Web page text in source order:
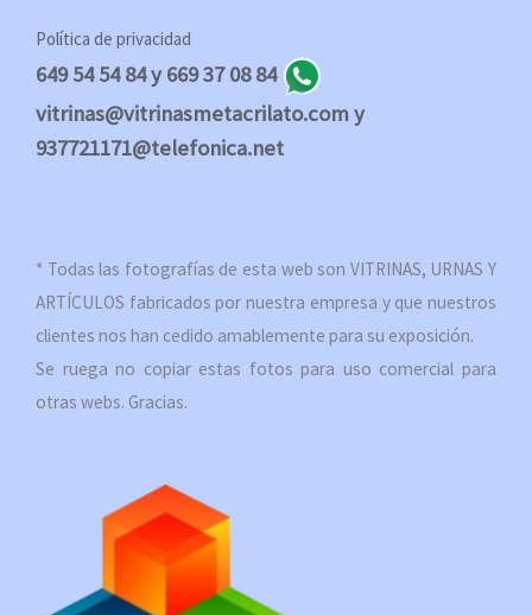
Política de privacidad
649 54 54 84 y 669 37 08 84
vitrinas@vitrinasmetacrilato.com y
937721171@telefonica.net
* Todas las fotografías de esta web son VITRINAS, URNAS Y
ARTÍCULOS fabricados por nuestra empresa y que nuestros
clientes nos han cedido amablemente para su exposición.
Se ruega no copiar estas fotos para uso comercial para
otras webs. Gracias.